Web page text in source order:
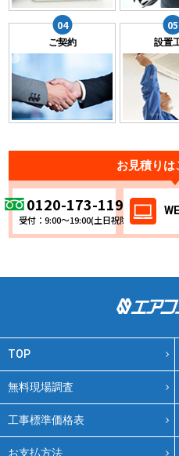
ご契約 設置
お見積りは
0120-173-119
受付：9:00～19:00(土日祝除く)
TOP
無料現場調査
工事標準価格表
お支払方法